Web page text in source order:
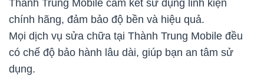
Thành Trung Mobile cam kết sử dụng linh kiện
chính hãng, đảm bảo độ bền và hiệu quả.
Mọi dịch vụ sửa chữa tại Thành Trung Mobile đều
có chế độ bảo hành lâu dài, giúp bạn an tâm sử
dụng.